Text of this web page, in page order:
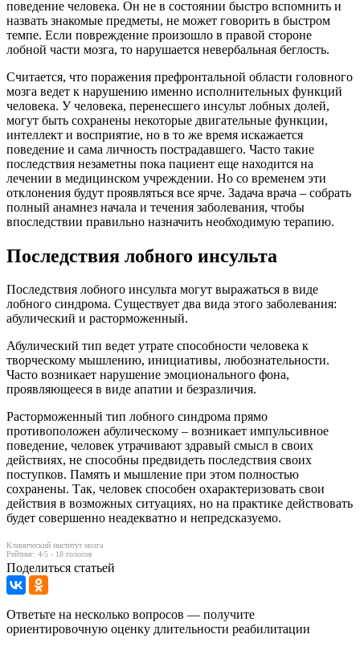
поведение человека. Он не в состоянии быстро вспомнить и
назвать знакомые предметы, не может говорить в быстром
темпе. Если повреждение произошло в правой стороне
лобной части мозга, то нарушается невербальная беглость.
Считается, что поражения префронтальной области головного
мозга ведет к нарушению именно исполнительных функций
человека. У человека, перенесшего инсульт лобных долей,
могут быть сохранены некоторые двигательные функции,
интеллект и восприятие, но в то же время искажается
поведение и сама личность пострадавшего. Часто такие
последствия незаметны пока пациент еще находится на
лечении в медицинском учреждении. Но со временем эти
отклонения будут проявляться все ярче. Задача врача – собрать
полный анамнез начала и течения заболевания, чтобы
впоследствии правильно назначить необходимую терапию.
Последствия лобного инсульта
Последствия лобного инсульта могут выражаться в виде
лобного синдрома. Существует два вида этого заболевания:
абулический и расторможенный.
Абулический тип ведет утрате способности человека к
творческому мышлению, инициативы, любознательности.
Часто возникает нарушение эмоционального фона,
проявляющееся в виде апатии и безразличия.
Расторможенный тип лобного синдрома прямо
противоположен абулическому – возникает импульсивное
поведение, человек утрачивают здравый смысл в своих
действиях, не способны предвидеть последствия своих
поступков. Память и мышление при этом полностью
сохранены. Так, человек способен охарактеризовать свои
действия в возможных ситуациях, но на практике действовать
будет совершенно неадекватно и непредсказуемо.
Клинический институт мозга
Рейтинг: 4/5 - 18 голосов
Поделиться статьей
Ответьте на несколько вопросов — получите
ориентировочную оценку длительности реабилитации